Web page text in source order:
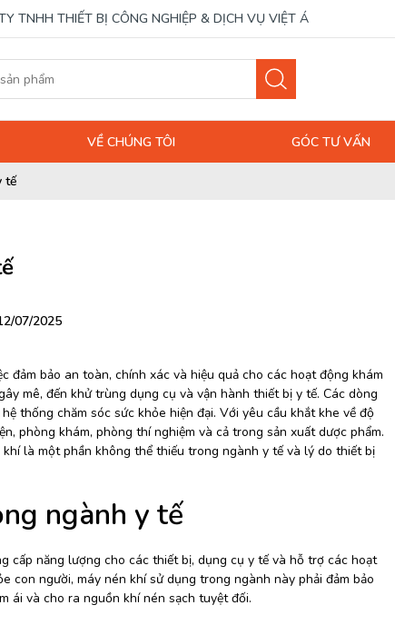
TNHH THIẾT BỊ CÔNG NGHIỆP & DỊCH VỤ VIỆT Á
VỀ CHÚNG TÔI GÓC TƯ VẤN
tế
07/2025
bảo an toàn, chính xác và hiệu quả cho các hoạt động khám
mê, đến khử trùng dụng cụ và vận hành thiết bị y tế. Các dòng
thống chăm sóc sức khỏe hiện đại. Với yêu cầu khắt khe về độ
phòng khám, phòng thí nghiệm và cả trong sản xuất dược phẩm.
là một phần không thể thiếu trong ngành y tế và lý do thiết bị
ngành y tế
cấp năng lượng cho các thiết bị, dụng cụ y tế và hỗ trợ các hoạt
con người, máy nén khí sử dụng trong ngành này phải đảm bảo
ái và cho ra nguồn khí nén sạch tuyệt đối.